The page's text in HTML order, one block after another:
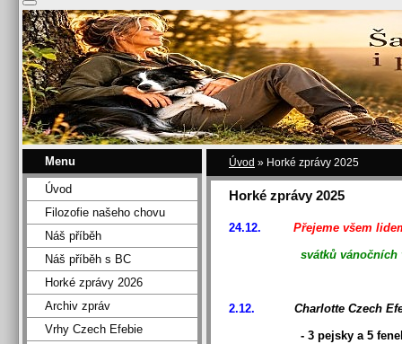
Úvod » Horké zprávy 2025
Horké zprávy 2025
24.12.
Přejeme všem
svátků
2.12.
Charlotte Czech
- 3 pejsky a 5
Menu
Úvod
Filozofie našeho chovu
Náš příběh
Náš příběh s BC
Horké zprávy 2026
Archiv zpráv
Vrhy Czech Efebie